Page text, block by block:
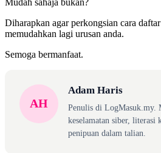
Diharapkan agar perkongsian cara
memudahkan lagi urusan anda.
Semoga bermanfaat.
AH
Adam Haris
Penulis di LogMasuk.my.
keselamatan siber, literasi
penipuan dalam talian.